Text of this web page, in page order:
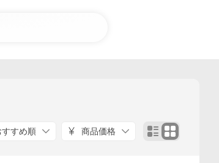
すすめ順 商品価格